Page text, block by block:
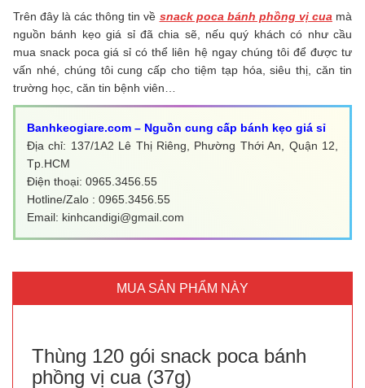
Trên đây là các thông tin về snack poca bánh phồng vị cua mà
nguồn bánh kẹo giá sỉ đã chia sẽ, nếu quý khách có như cầu
mua snack poca giá sỉ có thể liên hệ ngay chúng tôi để được tư
vấn nhé, chúng tôi cung cấp cho tiệm tạp hóa, siêu thị, căn tin
trường học, căn tin bệnh viên…
Banhkeogiare.com – Nguồn cung cấp bánh kẹo giá sỉ
Địa chỉ: 137/1A2 Lê Thị Riêng, Phường Thới An, Quận 12,
Tp.HCM
Điện thoại: 0965.3456.55
Hotline/Zalo : 0965.3456.55
Email: kinhcandigi@gmail.com
MUA SẢN PHẨM NÀY
Thùng 120 gói snack poca bánh
phồng vị cua (37g)